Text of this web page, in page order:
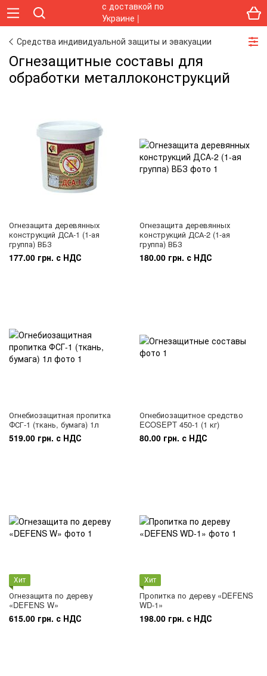
Средства индивидуальной защиты и эвакуации
Огнезащитные составы для
обработки металлоконструкций
Огнезащита деревянных
конструкций ДСА-1 (1-ая
группа) ВБЗ
177.00 грн. с НДС
Огнезащита деревянных
конструкций ДСА-2 (1-ая
группа) ВБЗ
180.00 грн. с НДС
Огнебиозащитная пропитка
ФСГ-1 (ткань, бумага) 1л
519.00 грн. с НДС
Огнебиозащитное средство
ECOSEPT 450-1 (1 кг)
80.00 грн. с НДС
Хит
Огнезащита по дереву
«DEFENS W»
615.00 грн. с НДС
Хит
Пропитка по дереву «DEFENS
WD-1»
198.00 грн. с НДС